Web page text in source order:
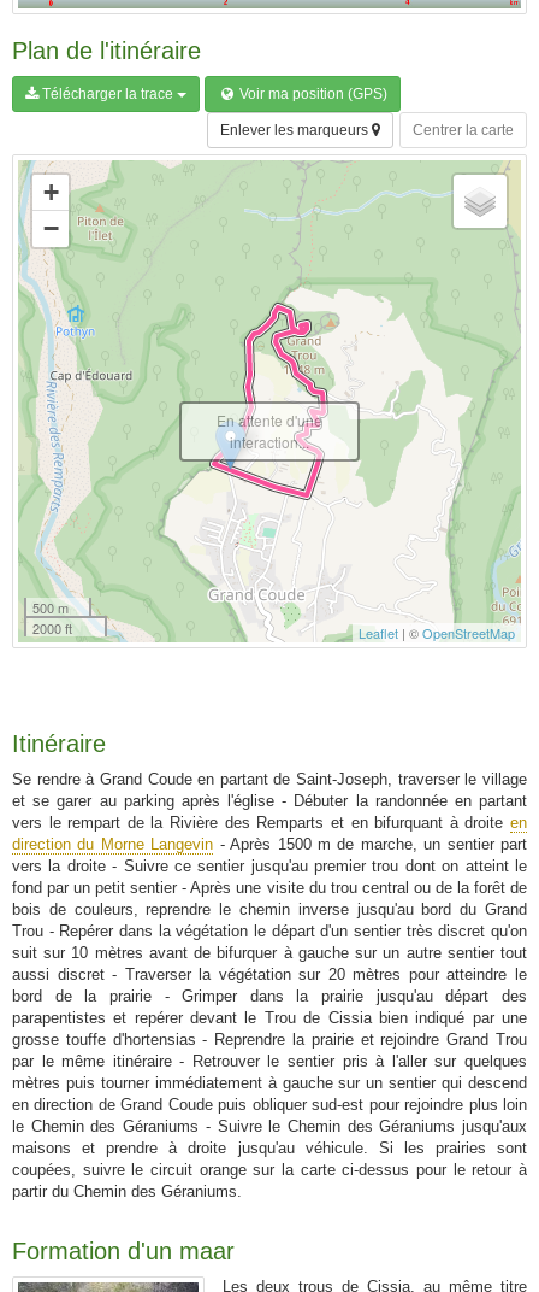
Plan de l'itinéraire
Télécharger la trace Voir ma position (GPS)
Centrer la carte
Enlever les marqueurs
+
−
500 m
2000 ft
Leaflet | ©OpenStreetMap
En attente d'une
interaction...
Itinéraire
Se rendre à Grand Coude en partant de Saint-Joseph, traverser le village
et se garer au parking après l'église - Débuter la randonnée en partant
vers le rempart de la Rivière des Remparts et en bifurquant à droite en
direction du Morne Langevin - Après 1500 m de marche, un sentier part
vers la droite - Suivre ce sentier jusqu'au premier trou dont on atteint le
fond par un petit sentier - Après une visite du trou central ou de la forêt de
bois de couleurs, reprendre le chemin inverse jusqu'au bord du Grand
Trou - Repérer dans la végétation le départ d'un sentier très discret qu'on
suit sur 10 mètres avant de bifurquer à gauche sur un autre sentier tout
aussi discret - Traverser la végétation sur 20 mètres pour atteindre le
bord de la prairie - Grimper dans la prairie jusqu'au départ des
parapentistes et repérer devant le Trou de Cissia bien indiqué par une
grosse touffe d'hortensias - Reprendre la prairie et rejoindre Grand Trou
par le même itinéraire - Retrouver le sentier pris à l'aller sur quelques
mètres puis tourner immédiatement à gauche sur un sentier qui descend
en direction de Grand Coude puis obliquer sud-est pour rejoindre plus loin
le Chemin des Géraniums - Suivre le Chemin des Géraniums jusqu'aux
maisons et prendre à droite jusqu'au véhicule. Si les prairies sont
coupées, suivre le circuit orange sur la carte ci-dessus pour le retour à
partir du Chemin des Géraniums.
Formation d'un maar
Les deux trous de Cissia, au même titre